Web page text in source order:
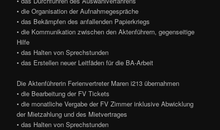
• die Organisation der Aufnahmegespräche
• das Bekämpfen des anfallenden Papierkriegs
• die Kommunikation zwischen den Aktenführern, gegenseitige
Hilfe
• das Halten von Sprechstunden
• das Erstellen neuer Leitfäden für die BA-Arbeit
Die Aktenführerin Ferienvertreter Maren i213 übernahmen
• die Bearbeitung der FV Tickets
• die monatliche Vergabe der FV Zimmer inklusive Abwicklung
der Mietzahlung und des Mietvertrages
• das Halten von Sprechstunden